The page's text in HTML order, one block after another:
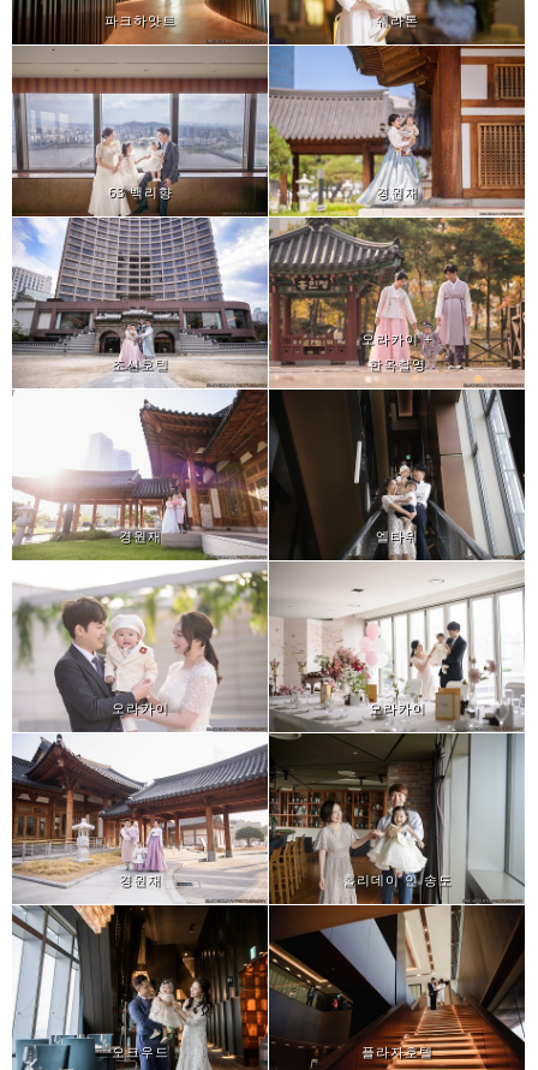
파크하얏트 쉐라톤
63 백리향 경원재
조선호텔
오라카이 +
한옥촬영
경원재 엘타워
오라카이 오라카이
경원재 홀리데이 인 송도
오크우드 플라자호텔